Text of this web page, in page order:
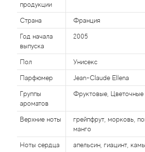
продукции
Страна Франция
Год начала
выпуска
2005
Пол Унисекс
Парфюмер Jean-Claude Ellena
Группы
ароматов
Фруктовые, Цветочные
Верхние ноты
грейпфрут, морковь,
манго
Ноты сердца апельсин, гиацинт,
Alaia Paris
Alexander McQueen
Alexandre Barthet
Alexandre J
Alfred Dunhill